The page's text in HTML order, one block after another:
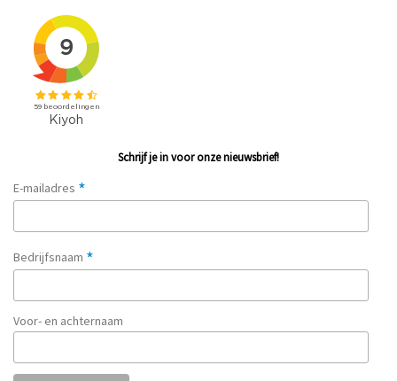
Schrijf je in voor onze nieuwsbrief!
E-mailadres *
Bedrijfsnaam *
Voor- en achternaam